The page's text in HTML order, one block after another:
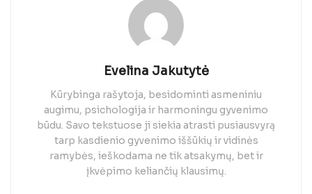
Evelina Jakutytė
Kūrybinga rašytoja, besidominti asmeniniu
augimu, psichologija ir harmoningu gyvenimo
būdu. Savo tekstuose ji siekia atrasti pusiausvyrą
tarp kasdienio gyvenimo iššūkių ir vidinės
ramybės, ieškodama ne tik atsakymų, bet ir
įkvėpimo keliančių klausimų.